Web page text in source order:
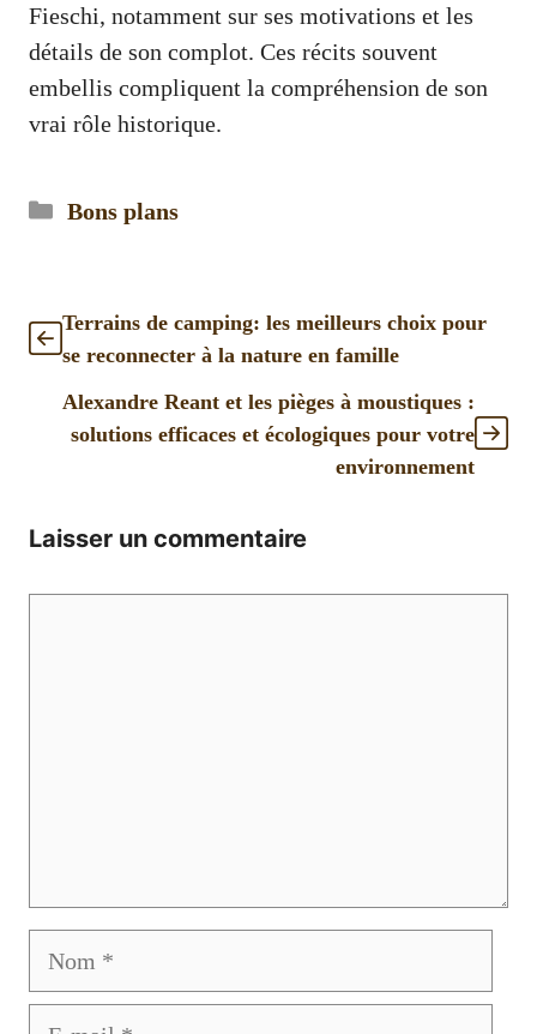
Fieschi, notamment sur ses motivations et les
détails de son complot. Ces récits souvent
embellis compliquent la compréhension de son
vrai rôle historique.
Catégories
Bons plans
Terrains de camping: les meilleurs choix pour
se reconnecter à la nature en famille
Alexandre Reant et les pièges à moustiques :
solutions efficaces et écologiques pour votre
environnement
Laisser un commentaire